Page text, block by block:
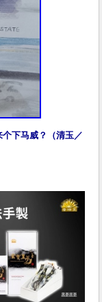
下马威？（清玉／